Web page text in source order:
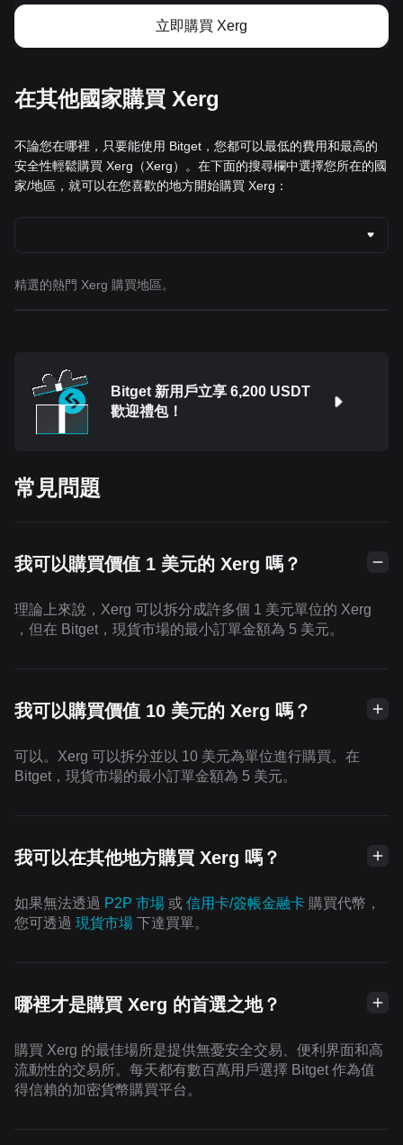
立即購買 Xerg
在其他國家購買 Xerg
不論您在哪裡，只要能使用 Bitget，您都可以最低的費用和最高的
安全性輕鬆購買 Xerg（Xerg）。在下面的搜尋欄中選擇您所在的國
家/地區，就可以在您喜歡的地方開始購買 Xerg：
精選的熱門 Xerg 購買地區。
Bitget 新用戶立享 6,200 USDT
歡迎禮包！
常見問題
我可以購買價值 1 美元的 Xerg 嗎？
理論上來說，Xerg 可以拆分成許多個 1 美元單位的 Xerg
，但在 Bitget，現貨市場的最小訂單金額為 5 美元。
我可以購買價值 10 美元的 Xerg 嗎？
可以。Xerg 可以拆分並以 10 美元為單位進行購買。在
Bitget，現貨市場的最小訂單金額為 5 美元。
我可以在其他地方購買 Xerg 嗎？
如果無法透過 P2P 市場 或 信用卡/簽帳金融卡 購買代幣，
您可透過 現貨市場 下達買單。
哪裡才是購買 Xerg 的首選之地？
購買 Xerg 的最佳場所是提供無憂安全交易、便利界面和高
流動性的交易所。每天都有數百萬用戶選擇 Bitget 作為值
得信賴的加密貨幣購買平台。